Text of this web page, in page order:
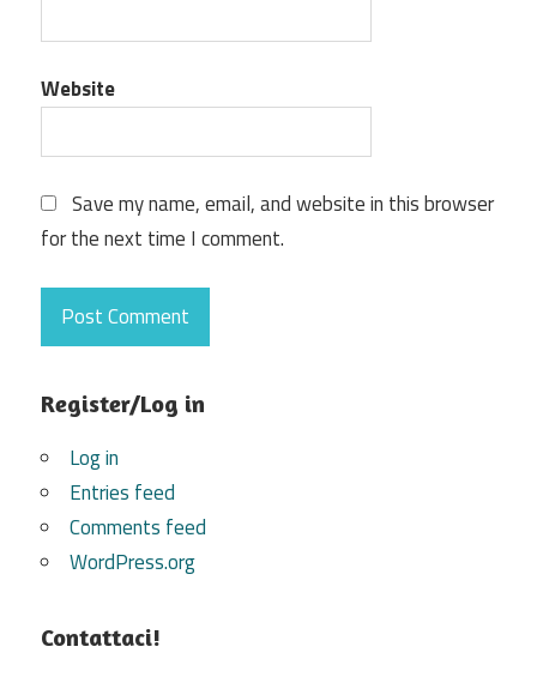
Website
Save my name, email, and website in this browser
for the next time I comment.
Register/Log in
Log in
Entries feed
Comments feed
WordPress.org
Contattaci!